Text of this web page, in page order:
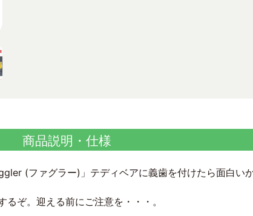
商品説明・仕様
(ファグラー)」テディベアに義歯を付けたら面白い
ぞ。迎える前にご注意を・・・。